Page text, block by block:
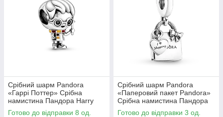
Срібний шарм Pandora
«Гаррі Поттер» Срібна
намистина Пандора Harry
Potter 798626C01
Готово до відправки 8 од.
Срібний шарм Pandora
«Паперовий пакет Pandora»
Срібна намистина Пандора
Шопінг 799536C00
Готово до відправки 3 од.